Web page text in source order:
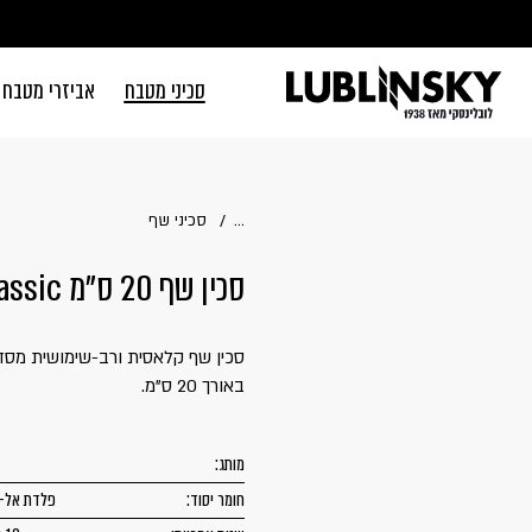
סכיני מטבח אביזרי מטבח
זכור אותי
... סכיני שף
סכין שף 20 ס"מ KAI | SHUN Classic
באורך 20 ס"מ.
מותג:
חומר יסוד:
פלדת